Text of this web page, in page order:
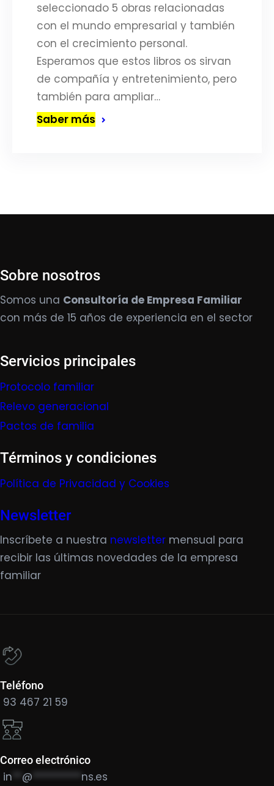
seleccionado 5 obras relacionadas
con el mundo empresarial y también
con el crecimiento personal.
Esperamos que estos libros os sirvan
de compañía y entretenimiento, pero
también para ampliar…
Saber más
Sobre nosotros
Somos una Consultoría de Empresa Familiar
con más de 15 años de experiencia en el sector
Servicios principales
Protocolo familiar
Relevo generacional
Pactos de familia
Términos y condiciones
Política de Privacidad y Cookies
Newsletter
Inscríbete a nuestra newsletter mensual para
recibir las últimas novedades de la empresa
familiar
Teléfono
93 467 21 59
Correo electrónico
in @ ********** ns.es